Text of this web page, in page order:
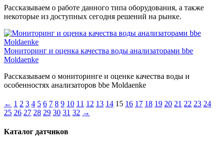
Рассказываем о работе данного типа оборудования, а также
некоторые из доступных сегодня решений на рынке.
Мониторинг и оценка качества воды анализаторами bbe
Moldaenke
Рассказываем о мониторинге и оценке качества воды и
особенностях анализаторов bbe Moldaenke
← 1 2 3 4 5 6 7 8 9 10 11 12 13 14 15 16 17 18 19 20 21 22 23 24
25 26 27 28 29 30 31 32 →
Каталог датчиков